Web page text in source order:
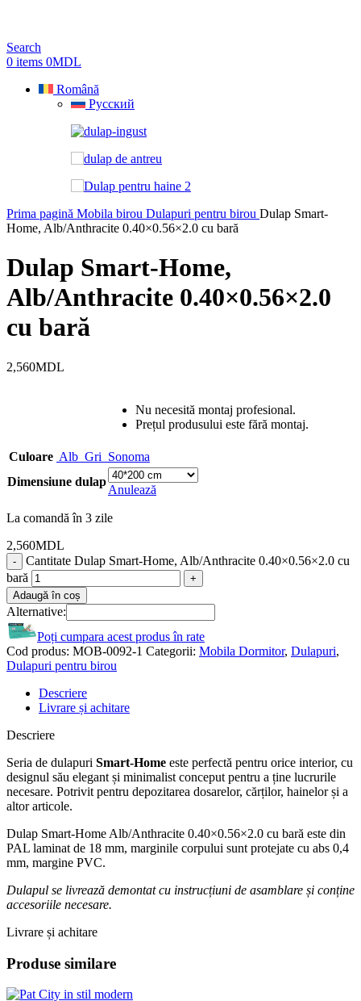
Search
0 items 0MDL
Română
Русский
Prima pagină Mobila birou Dulapuri pentru birou Dulap Smart-
Home, Alb/Anthracite 0.40×0.56×2.0 cu bară
Dulap Smart-Home,
Alb/Anthracite 0.40×0.56×2.0
cu bară
2,560MDL
Nu necesită montaj profesional.
Prețul produsului este fără montaj.
Culoare Alb Gri Sonoma
Dimensiune dulap
Anulează
La comandă în 3 zile
2,560MDL
Cantitate Dulap Smart-Home, Alb/Anthracite 0.40×0.56×2.0 cu
bară
Adaugă în coș
Alternative:
Poți cumpara acest produs în rate
Cod produs: MOB-0092-1 Categorii: Mobila Dormitor, Dulapuri,
Dulapuri pentru birou
Descriere
Livrare și achitare
Descriere
Seria de dulapuri Smart-Home este perfectă pentru orice interior, cu
designul său elegant și minimalist conceput pentru a ține lucrurile
necesare. Potrivit pentru depozitarea dosarelor, cărților, hainelor și a
altor articole.
Dulap Smart-Home Alb/Anthracite 0.40×0.56×2.0 cu bară este din
PAL laminat de 18 mm, marginile corpului sunt protejate cu abs 0,4
mm, margine PVC.
Dulapul se livrează demontat cu instrucțiuni de asamblare și conține
accesoriile necesare.
Livrare și achitare
Produse similare